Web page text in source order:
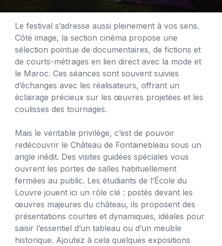
Le festival s’adresse aussi pleinement à vos sens.
Côté image, la section cinéma propose une
sélection pointue de documentaires, de fictions et
de courts-métrages en lien direct avec la mode et
le Maroc. Ces séances sont souvent suivies
d’échanges avec les réalisateurs, offrant un
éclairage précieux sur les œuvres projetées et les
coulisses des tournages.
Mais le véritable privilège, c’est de pouvoir
redécouvrir le Château de Fontainebleau sous un
angle inédit. Des visites guidées spéciales vous
ouvrent les portes de salles habituellement
fermées au public. Les étudiants de l’École du
Louvre jouent ici un rôle clé : postés devant les
œuvres majeures du château, ils proposent des
présentations courtes et dynamiques, idéales pour
saisir l’essentiel d’un tableau ou d’un meuble
historique. Ajoutez à cela quelques expositions